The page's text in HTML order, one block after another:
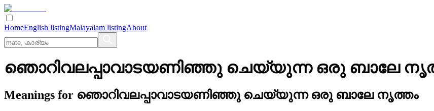
HomeEnglish listingMalayalam listingAbout
ഞൊറിവലപ്പാവാടയണിഞ്ഞു ചെയ്യുന്ന ഒരു ബാലേ
Meanings for ഞൊറിവലപ്പാവാടയണിഞ്ഞു ചെയ്യുന്ന ഒരു ബാലേ നൃത്തം